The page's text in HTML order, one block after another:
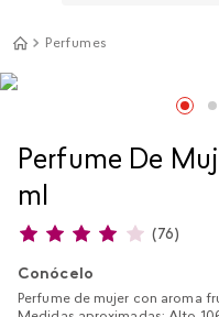
Perfumes
Perfume De
ml
(76)
Conócelo
Perfume de mujer con aroma